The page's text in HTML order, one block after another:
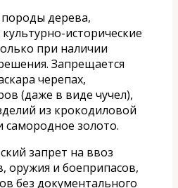
дерева,
исторические
при наличии
Запрещается
черепах,
(даже в виде чучел),
из крокодиловой
самородное золото.
запрет на ввоз
оружия и боеприпасов,
без документального